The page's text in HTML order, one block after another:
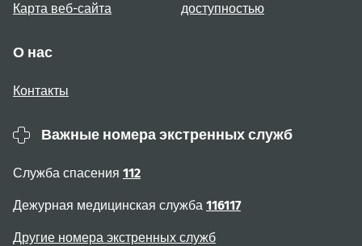
Карта веб-сайта
доступностью
О нас
Контакты
Важные номера экстренных служб
Служба спасения 112
Дежурная медицинская служба 116117
Другие номера экстренных служб